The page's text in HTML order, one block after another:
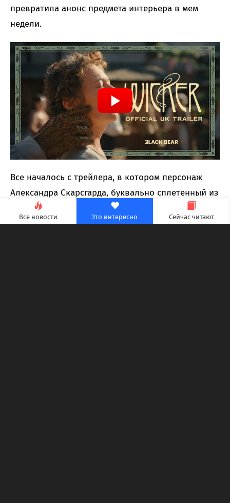
Все новости Это интересно Сейчас читают
превратила анонс предмета интерьера в мем
недели.
Все началось с трейлера, в котором персонаж
Александра Скарсгарда, буквально сплетенный из
ротанга человек, участвует в серии откровенных
сцен. Пока интернет обсуждал необычное амплуа